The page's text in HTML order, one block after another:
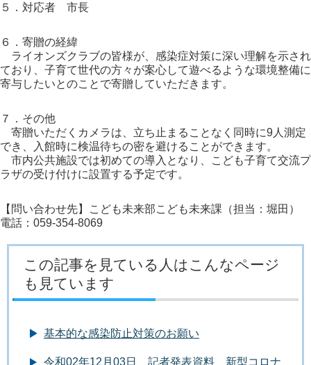
５．対応者 市長
６．寄贈の経緯
ライオンズクラブの皆様が、感染症対策に深い理解を示され
ており、子育て世代の方々が案心して遊べるような環境整備に
寄与したいとのことで寄贈していただきます。
７．その他
寄贈いただくカメラは、立ち止まることなく同時に9人測定
でき、入館時に検温待ちの密を避けることができます。
市内公共施設では初めての導入となり、こども子育て交流プ
ラザの受け付けに設置する予定です。
【問い合わせ先】こども未来部こども未来課（担当：堀田）
電話：059-354-8069
この記事を見ている人はこんなページ
も見ています
基本的な感染防止対策のお願い
令和02年12月03日 記者発表資料 新型コロナ